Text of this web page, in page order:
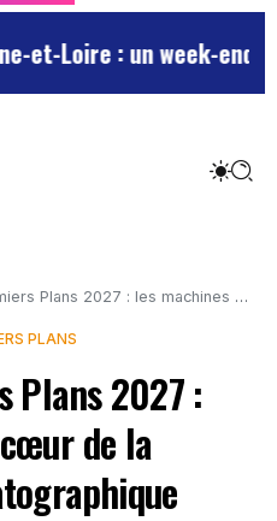
et-Loire : un week-end
: les machines au cœur de la réflexion cinématographique
PLANS
Plans 2027 :
de la